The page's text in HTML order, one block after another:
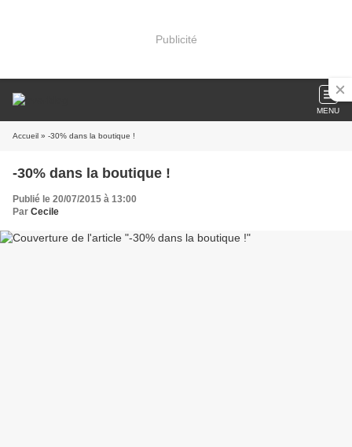
Publicité
MENU
Accueil » -30% dans la boutique !
-30% dans la boutique !
Publié le 20/07/2015 à 13:00
Par Cecile